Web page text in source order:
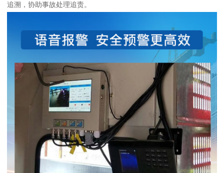
追溯，协助事故处理追责。